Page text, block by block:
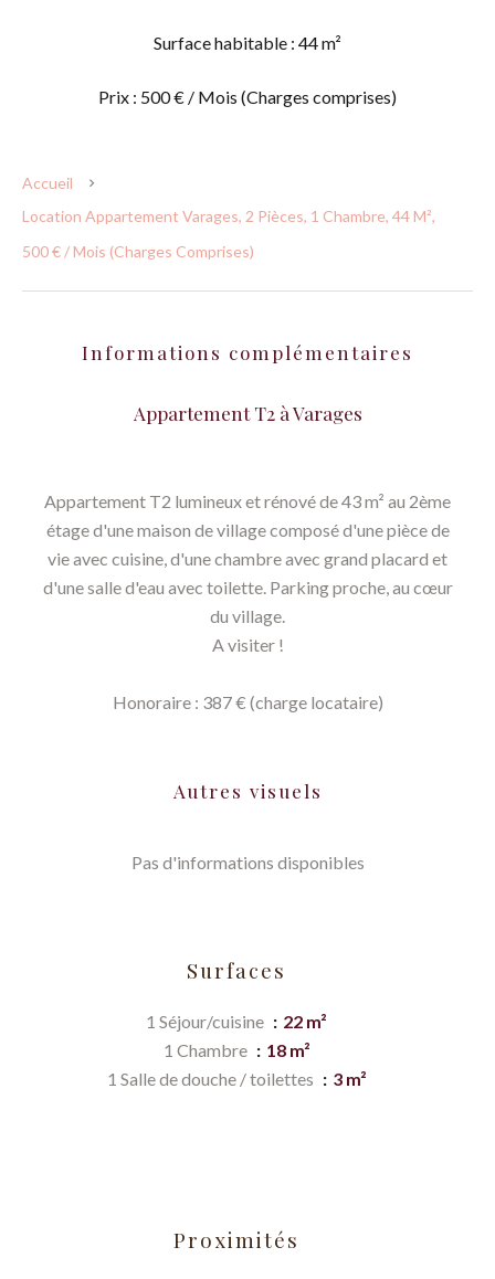
Surface habitable : 44 m²
Prix : 500 € / Mois (Charges comprises)
Accueil
Location Appartement Varages, 2 Pièces, 1 Chambre, 44 M²,
500 € / Mois (Charges Comprises)
Informations complémentaires
Appartement T2 à Varages
Appartement T2 lumineux et rénové de 43 m² au 2ème
étage d'une maison de village composé d'une pièce de
vie avec cuisine, d'une chambre avec grand placard et
d'une salle d'eau avec toilette. Parking proche, au cœur
du village.
A visiter !
Honoraire : 387 € (charge locataire)
Autres visuels
Pas d'informations disponibles
Surfaces
1 Séjour/cuisine
22 m²
1 Chambre
18 m²
1 Salle de douche / toilettes
3 m²
Proximités